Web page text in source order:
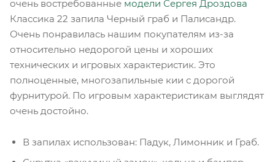
очень востребованные модели Сергея Дроздова
Классика 22 запила Черный граб и Палисандр.
Очень понравилась нашим покупателям из-за
относительно недорогой цены и хороших
технических и игровых характеристик. Это
полноценные, многозапильные кии с дорогой
фурнитурой. По игровым характеристикам выглядят
очень достойно.
В запилах использован: Падук, Лимонник и Граб.